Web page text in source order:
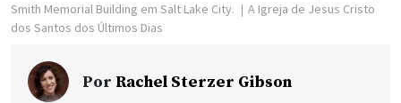
Smith Memorial Building em Salt Lake City.
A Igreja de Jesus Cristo
dos Santos dos Últimos Dias
Por Rachel Sterzer Gibson